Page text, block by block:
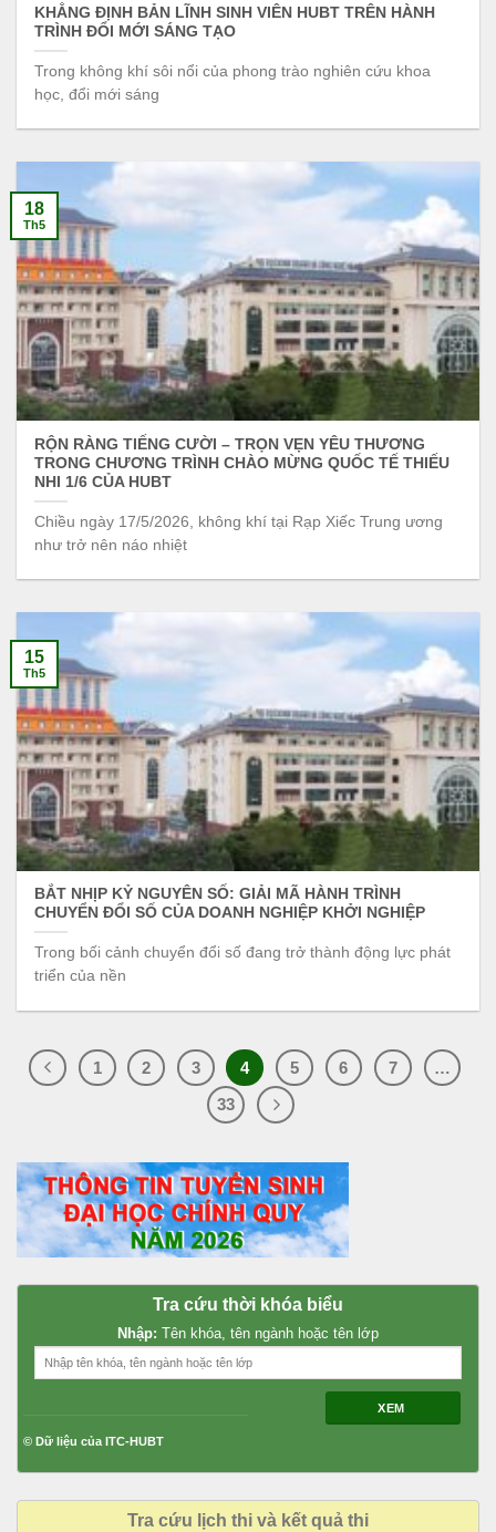
KHẲNG ĐỊNH BẢN LĨNH SINH VIÊN HUBT TRÊN HÀNH
TRÌNH ĐỔI MỚI SÁNG TẠO
Trong không khí sôi nổi của phong trào nghiên cứu khoa
học, đổi mới sáng
RỘN RÀNG TIẾNG CƯỜI – TRỌN VẸN YÊU THƯƠNG
TRONG CHƯƠNG TRÌNH CHÀO MỪNG QUỐC TẾ THIẾU
NHI 1/6 CỦA HUBT
Chiều ngày 17/5/2026, không khí tại Rạp Xiếc Trung ương
như trở nên náo nhiệt
18
Th5
BẮT NHỊP KỶ NGUYÊN SỐ: GIẢI MÃ HÀNH TRÌNH
CHUYỂN ĐỔI SỐ CỦA DOANH NGHIỆP KHỞI NGHIỆP
Trong bối cảnh chuyển đổi số đang trở thành động lực phát
triển của nền
15
Th5
1 2 3 4 5 6 7
…
33
Tra cứu thời khóa biểu
Nhập: Tên khóa, tên ngành hoặc tên lớp
XEM
© Dữ liệu của ITC-HUBT
Tra cứu lịch thi và kết quả thi